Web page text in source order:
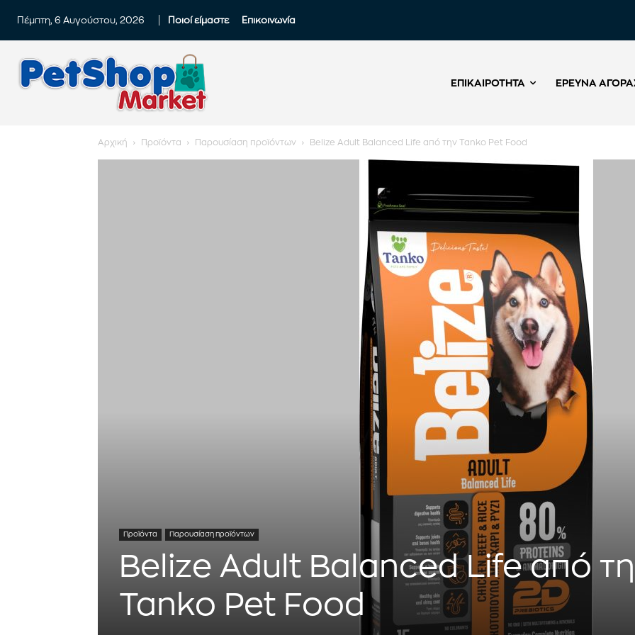
Πέμπτη, 6 Αυγούστου, 2026 Ποιοί είμαστε Επικοινωνία
ΕΠΙΚΑΙΡΌΤΗΤΑ ΈΡΕΥΝΑ
Αρχική Προϊόντα Παρουσίαση προϊόντων Belize Adult Balanced Life από την Tanko Pet Food
Προϊόντα Παρουσίαση προϊόντων
Belize Adult Balanced Life από
Tanko Pet Food